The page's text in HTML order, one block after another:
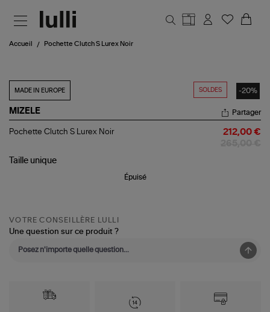
Accueil Pochette Clutch S Lurex Noir
SOLDES -20%
MADE IN EUROPE
MIZELE
Pochette
Lurex
Partager
Pochette Clutch S Lurex Noir 212,00 €
Taille unique
Épuisé
VOTRE CONSEILLÈRE LULLI
Une question sur ce produit ?